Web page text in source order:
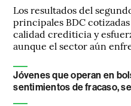
Los resultados del
principales BDC
calidad crediticia y
aunque el sector aún
Jóvenes que operan en
sentimientos de fracaso,